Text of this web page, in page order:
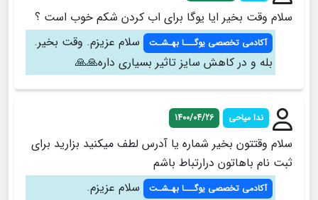
سلام وقت بخیر ایا یوگا برای اب کردن شکم خوب است ؟
آکادمی تخصصی یوگـــا بهـشـت
سلام عزیزم. وقت بخیر.
بله و در کاهش سایز تاثیر بسیاری داره🙏🙏
ندا میاحی 1400/04/26
سلام وقتتون بخیر شماره یا آدرس لطف میکنید بزارید برای
ثبت نام باهاتون درارتباط باشم
آکادمی تخصصی یوگـــا بهـشـت
سلام عزیزم.